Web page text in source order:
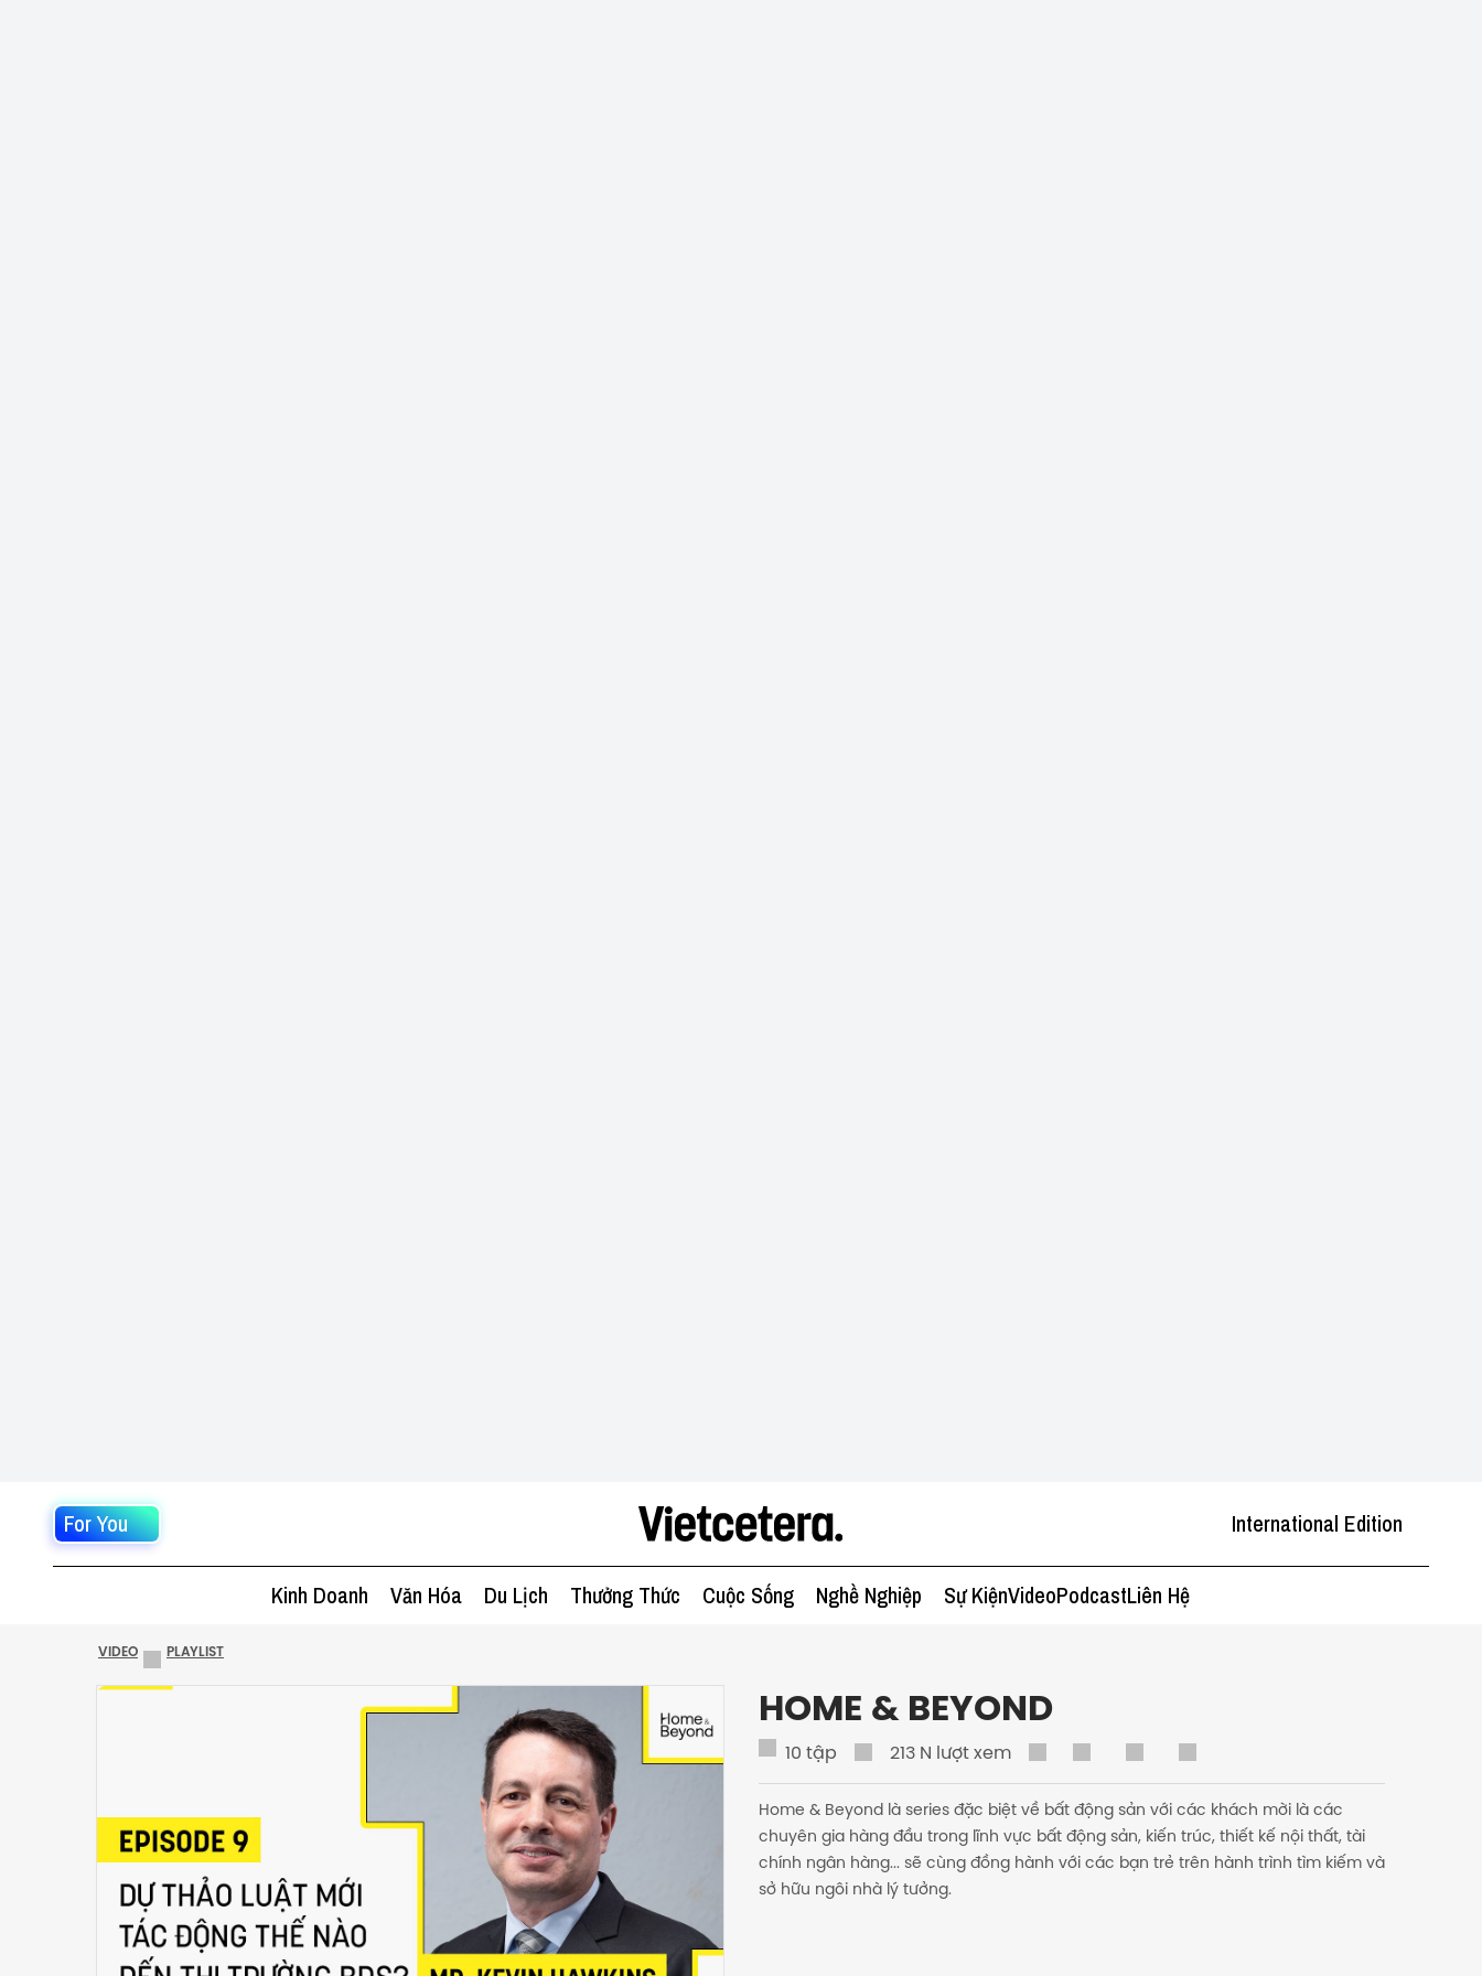
For You International Edition
Kinh Doanh Văn Hóa Du Lịch Thưởng Thức Cuộc Sống Nghề Nghiệp Sự KiệnVideoPodcastLiên Hệ
VIDEO PLAYLIST
HOME & BEYOND
10 tập 213 N lượt xem
Home & Beyond là series đặc biệt về bất động sản với các khách mời là các
chuyên gia hàng đầu trong lĩnh vực bất động sản, kiến trúc, thiết kế nội thất, tài
chính ngân hàng... sẽ cùng đồng hành với các bạn trẻ trên hành trình tìm kiếm và
sở hữu ngôi nhà lý tưởng.